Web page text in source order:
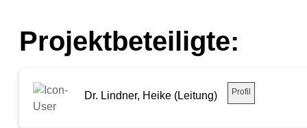
Projektbeteiligte:
Dr. Lindner, Heike (Leitung) Profil